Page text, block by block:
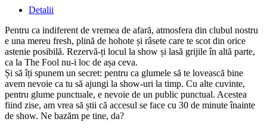
Detalii
Pentru ca indiferent de vremea de afară, atmosfera din clubul nostru
e una mereu fresh, plină de hohote și râsete care te scot din orice
astenie posibilă. Rezervă-ți locul la show și lasă grijile în altă parte,
ca la The Fool nu-i loc de așa ceva.
Și să îți spunem un secret: pentru ca glumele să te lovească bine
avem nevoie ca tu să ajungi la show-uri la timp. Cu alte cuvinte,
pentru glume punctuale, e nevoie de un public punctual. Acestea
fiind zise, am vrea să știi că accesul se face cu 30 de minute înainte
de show. Ne bazăm pe tine, da?